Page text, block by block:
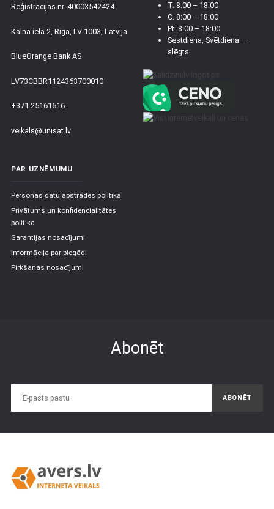
Reģistrācijas nr. 40003542424
Kalna iela 2, Rīga, LV-1003, Latvija
BlueOrange Bank AS
LV73CBBR1124363700010
+371 25161616
veikals@unisat.lv
T. 8:00 – 18:00
C. 8:00 – 18:00
Pt. 8:00 – 18:00
Sestdiena, Svētdiena –
slēgts
PAR UZŅĒMUMU
Personas datu apstrādes politika
Privātums un konfidencialitātes
politika
Garantijas nosacījumi
Informācija par piegādi
Pirkšanas nosacījumi
Abonēt
ABONĒT